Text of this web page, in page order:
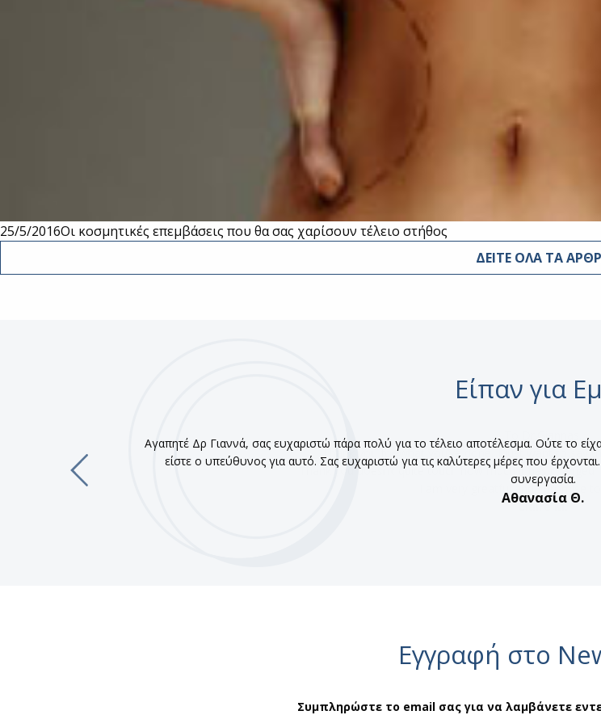
25/5/2016Οι κοσμητικές επεμβάσεις που θα σας χαρίσουν τέλειο στήθος
ΔΕΙΤΕ ΟΛΑ ΤΑ
Είπαν για
Αγαπητέ Δρ Γιαννά, σας ευχαριστώ πάρα πολύ για το τέλειο αποτέλεσμα. Ούτε το
είστε ο υπεύθυνος για αυτό. Σας ευχαριστώ για τις καλύτερες μέρες που
συνεργασία.
Αθανασία Θ.
Εγγραφή στο
Συμπληρώστε το email σας για να λαμβάνετε